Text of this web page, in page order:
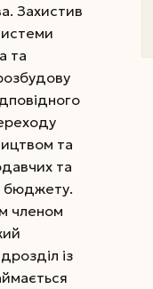
Захистив
та
та
та
бюджету.
членом
із